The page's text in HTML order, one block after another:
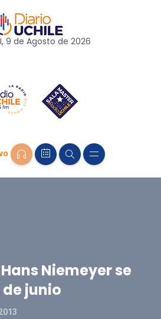
9 de Agosto de 2026
Niemeyer se
de junio